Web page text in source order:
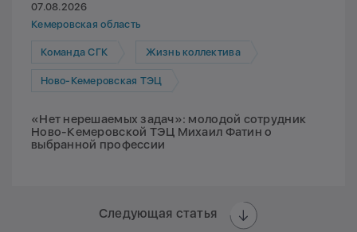
07.08.2026
Кемеровская область
Команда СГК Жизнь коллектива
Ново-Кемеровская ТЭЦ
«Нет нерешаемых задач»: молодой сотрудник
Ново-Кемеровской ТЭЦ Михаил Фатин о
выбранной профессии
Следующая статья